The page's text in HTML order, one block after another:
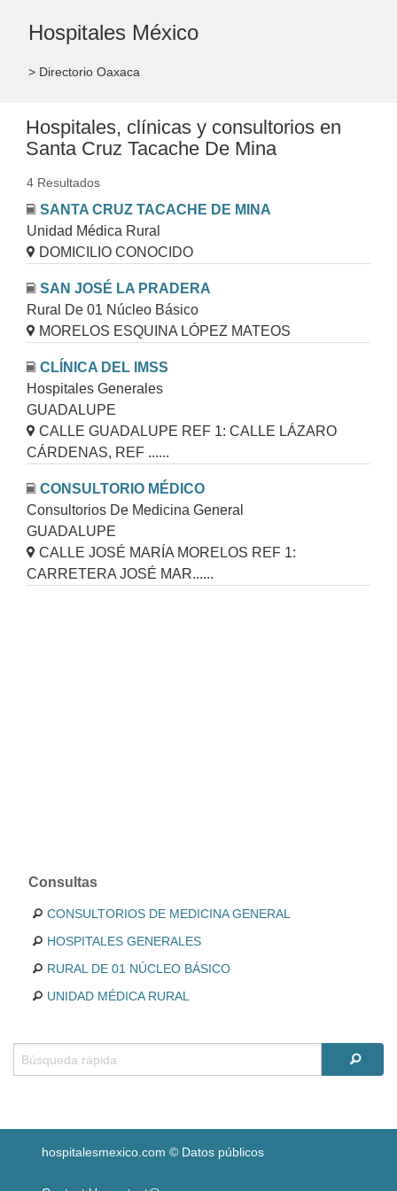
Hospitales México
> Directorio Oaxaca
Hospitales, clínicas y consultorios en
Santa Cruz Tacache De Mina
4 Resultados
SANTA CRUZ TACACHE DE MINA
Unidad Médica Rural
DOMICILIO CONOCIDO
SAN JOSÉ LA PRADERA
Rural De 01 Núcleo Básico
MORELOS ESQUINA LÓPEZ MATEOS
CLÍNICA DEL IMSS
Hospitales Generales
GUADALUPE
CALLE GUADALUPE REF 1: CALLE LÁZARO
CÁRDENAS, REF ......
CONSULTORIO MÉDICO
Consultorios De Medicina General
GUADALUPE
CALLE JOSÉ MARÍA MORELOS REF 1:
CARRETERA JOSÉ MAR......
Consultas
CONSULTORIOS DE MEDICINA GENERAL
HOSPITALES GENERALES
RURAL DE 01 NÚCLEO BÁSICO
UNIDAD MÉDICA RURAL
hospitalesmexico.com © Datos públicos